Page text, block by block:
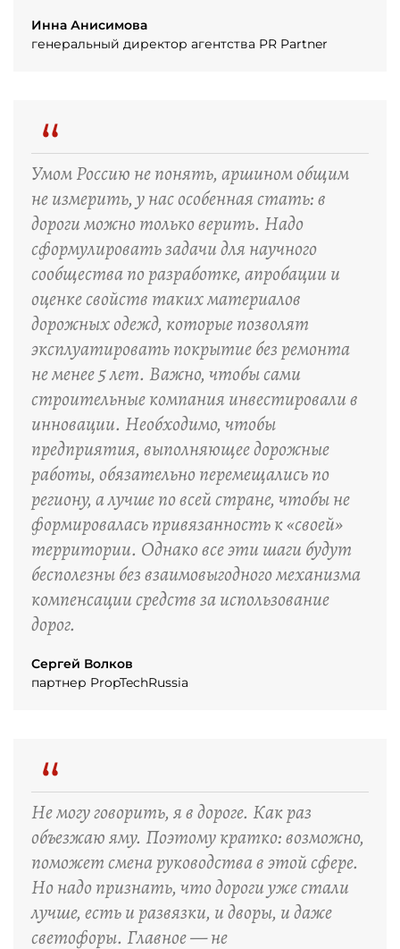
Инна Анисимова
генеральный директор агентства PR Partner
“
Умом Россию не понять, аршином общим
не измерить, у нас особенная стать: в
дороги можно только верить. Надо
сформулировать задачи для научного
сообщества по разработке, апробации и
оценке свойств таких материалов
дорожных одежд, которые позволят
эксплуатировать покрытие без ремонта
не менее 5 лет. Важно, чтобы сами
строительные компания инвестировали в
инновации. Необходимо, чтобы
предприятия, выполняющее дорожные
работы, обязательно перемещались по
региону, а лучше по всей стране, чтобы не
формировалась привязанность к «своей»
территории. Однако все эти шаги будут
бесполезны без взаимовыгодного механизма
компенсации средств за использование
дорог.
Сергей Волков
партнер PropTechRussia
“
Не могу говорить, я в дороге. Как раз
объезжаю яму. Поэтому кратко: возможно,
поможет смена руководства в этой сфере.
Но надо признать, что дороги уже стали
лучше, есть и развязки, и дворы, и даже
светофоры. Главное — не